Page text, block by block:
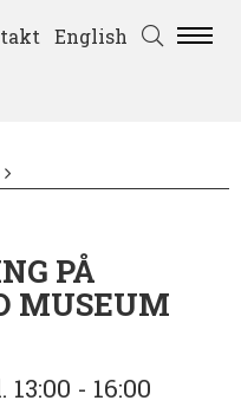
English
PÅ
MUSEUM
13:00 - 16:00